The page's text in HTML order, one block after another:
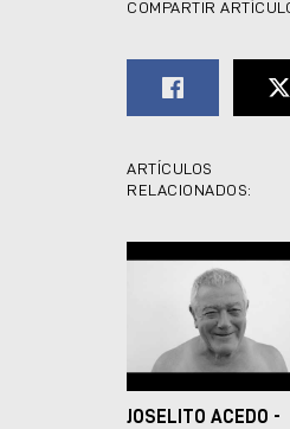
COMPARTIR
ARTÍCULOS
RELACIONADOS:
JOSELITO ACEDO -